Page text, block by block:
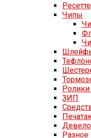
Чипы
Ролики
ЗИП
Разное